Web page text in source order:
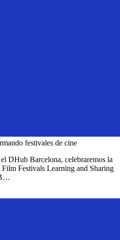
festivales de cine
DHub Barcelona, celebraremos la
Festivals Learning and Sharing